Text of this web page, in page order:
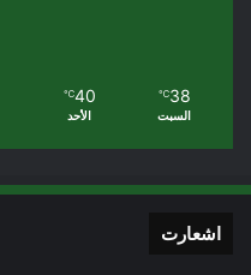
38
℃
السبت
40
℃
الأحد
اشعارت